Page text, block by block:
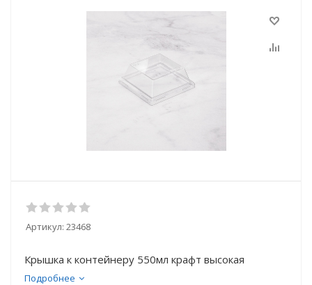
Артикул: 23468
Крышка к контейнеру 550мл крафт высокая
Подробнее